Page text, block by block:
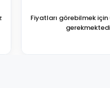
Fiyatları görebilmek için